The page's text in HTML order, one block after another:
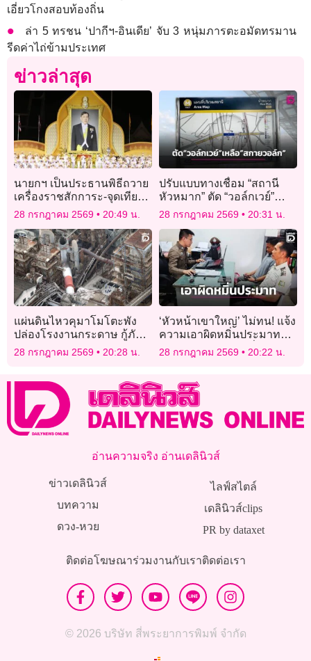
เอี่ยวโกงสอบท้องถิ่น
ล่า 5 ทรชน ‘ปากีฯ-อินเดีย’ จับ 3 หนุ่มภารตะอมัดทรมาน
รีดค่าไถ่ข้ามประเทศ
ข่าวล่าสุด
นายกฯ เป็นประธานพิธีถวาย
เครื่องราชสักการะ-จุดเทียน
ถวายพระพรชัยมงคลเฉลิม
พระชนมพรรษาพระบาท
สมเด็จพระเจ้าอยู่หัว
28 กรกฎาคม 2569 20:49 น.
ปรับแบบทางเชื่อม “สถานี
หัวหมาก” ตัด “วอล์กเวย์”
เหลือแค่ “สกายวอล์ก”
28 กรกฎาคม 2569 20:31 น.
แผ่นดินไหวคุมาโมโตะพัง
ปล่องโรงงานกระดาษ กู้ภัย
เร่งค้นหาผู้สูญหาย
28 กรกฎาคม 2569 20:28 น.
‘หัวหน้าเขาใหญ่’ ไม่ทน! แจ้ง
ความเอาผิดหมิ่นประมาท
เพจชมรมจิตอาสาเพื่อผู้
พิทักษ์ทรัพยากรประเทศไทย
28 กรกฎาคม 2569 20:22 น.
อ่านความจริง อ่านเดลินิวส์
ข่าวเดลินิวส์
บทความ
ดวง-หวย
ไลฟ์สไตล์
เดลินิวส์clips
PR by dataxet
ติดต่อโฆษณาร่วมงานกับเราติดต่อเรา
© 2026 บริษัท สี่พระยาการพิมพ์ จำกัด